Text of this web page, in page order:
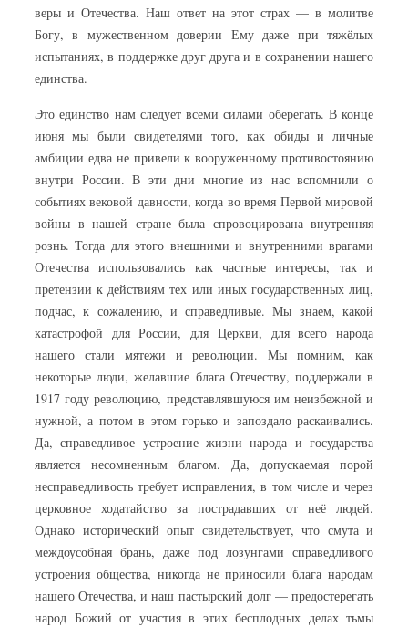
веры и Отечества. Наш ответ на этот страх — в молитве
Богу, в мужественном доверии Ему даже при тяжёлых
испытаниях, в поддержке друг друга и в сохранении нашего
единства.
Это единство нам следует всеми силами оберегать. В конце
июня мы были свидетелями того, как обиды и личные
амбиции едва не привели к вооруженному противостоянию
внутри России. В эти дни многие из нас вспомнили о
событиях вековой давности, когда во время Первой мировой
войны в нашей стране была спровоцирована внутренняя
рознь. Тогда для этого внешними и внутренними врагами
Отечества использовались как частные интересы, так и
претензии к действиям тех или иных государственных лиц,
подчас, к сожалению, и справедливые. Мы знаем, какой
катастрофой для России, для Церкви, для всего народа
нашего стали мятежи и революции. Мы помним, как
некоторые люди, желавшие блага Отечеству, поддержали в
1917 году революцию, представлявшуюся им неизбежной и
нужной, а потом в этом горько и запоздало раскаивались.
Да, справедливое устроение жизни народа и государства
является несомненным благом. Да, допускаемая порой
несправедливость требует исправления, в том числе и через
церковное ходатайство за пострадавших от неё людей.
Однако исторический опыт свидетельствует, что смута и
междоусобная брань, даже под лозунгами справедливого
устроения общества, никогда не приносили блага народам
нашего Отечества, и наш пастырский долг — предостерегать
народ Божий от участия в этих бесплодных делах тьмы